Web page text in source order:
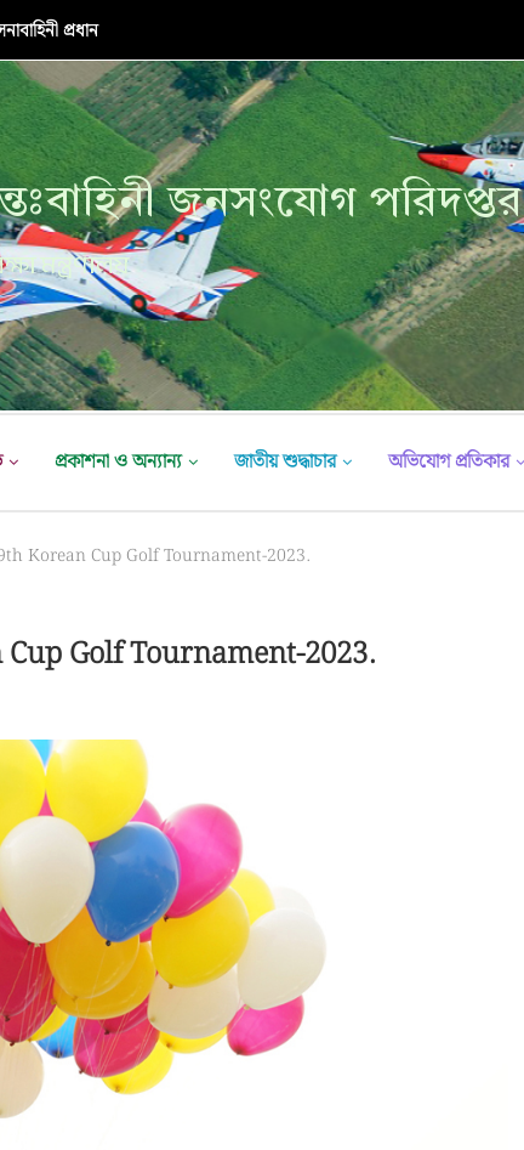
প্রধান
জনসংযোগ পরিদপ্তর
মন্ত্রণালয়
প্রকাশনা ও অন্যান্য জাতীয় শুদ্ধাচার অভিযোগ প্রতিকার
Korean Cup Golf Tournament-2023.
Golf Tournament-2023.